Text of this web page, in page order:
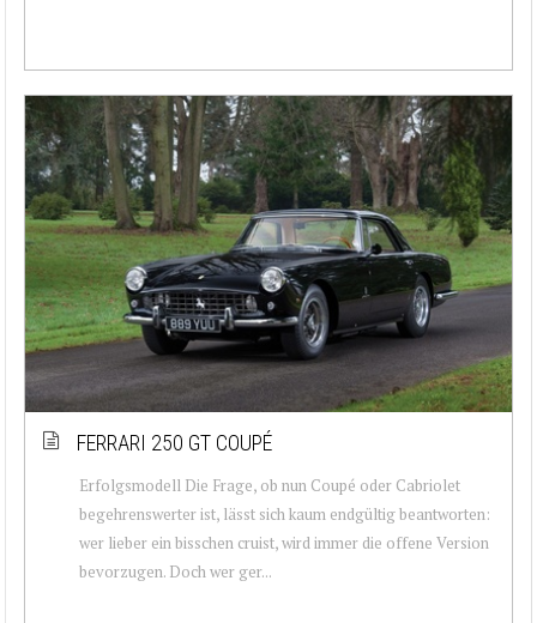
FERRARI 250 GT COUPÉ
Erfolgsmodell Die Frage, ob nun Coupé oder Cabriolet
begehrenswerter ist, lässt sich kaum endgültig beantworten:
wer lieber ein bisschen cruist, wird immer die offene Version
bevorzugen. Doch wer ger...